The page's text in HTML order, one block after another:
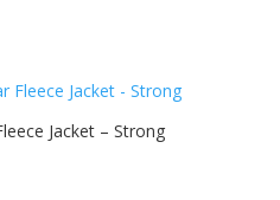
Jacket – Strong